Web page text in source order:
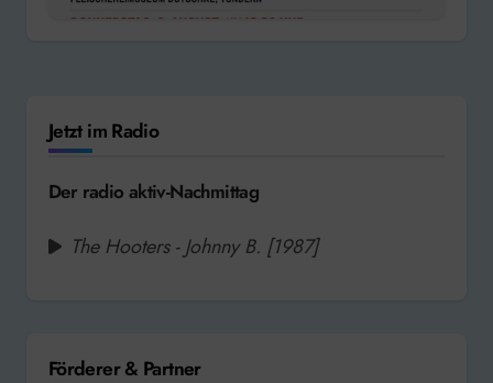
Jetzt im Radio
Der radio aktiv-Nachmittag
The Hooters - Johnny B. [1987]
Förderer & Partner